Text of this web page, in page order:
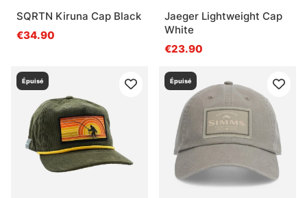
SQRTN Kiruna Cap Black
€34.90
Jaeger Lightweight Cap
White
€23.90
Épuisé Épuisé